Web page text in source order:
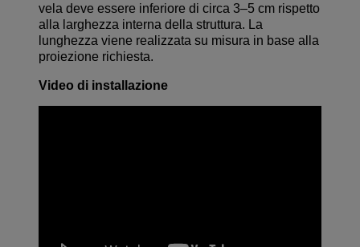
vela deve essere inferiore di circa 3–5 cm rispetto
alla larghezza interna della struttura. La
lunghezza viene realizzata su misura in base alla
proiezione richiesta.
Video di installazione